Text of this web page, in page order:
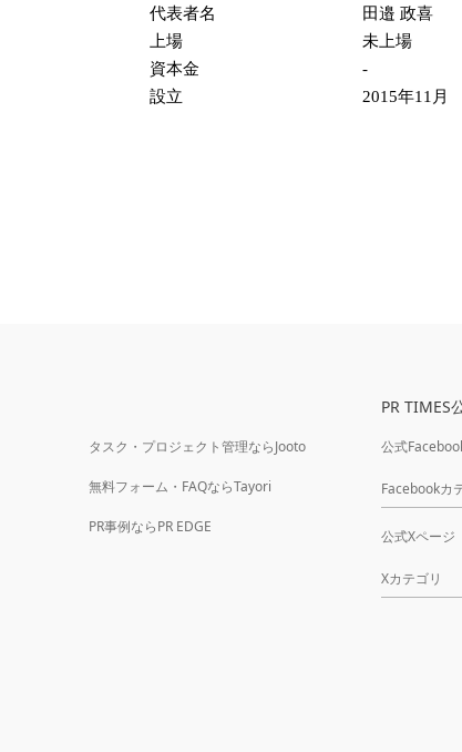
代表者名
田邉 政喜
上場
未上場
資本金
-
設立
2015年11月
タスク・プロジェクト管理ならJooto
無料フォーム・FAQならTayori
PR事例ならPR EDGE
PR TIMES
公式
Facebookカ
公式Xページ
Xカテゴリ